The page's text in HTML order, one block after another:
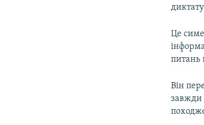
Це
питань
Він
завжди